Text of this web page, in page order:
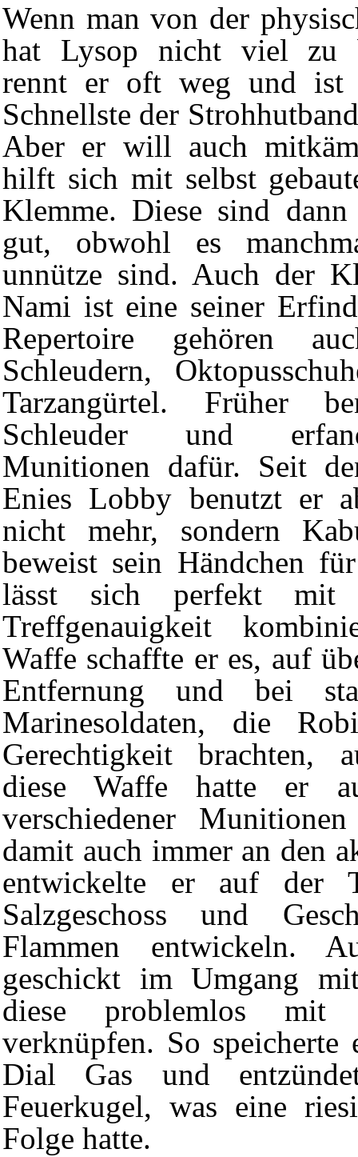
Wenn man von der
hat Lysop nicht viel zu
rennt er oft weg und ist
Schnellste der
Aber er will auch
hilft sich mit selbst
Klemme. Diese sind
gut, obwohl es
unnütze sind. Auch der
Nami ist eine seiner
Repertoire gehören
Schleudern,
Tarzangürtel. Früher
Schleuder und
Munitionen dafür. Seit
Enies Lobby benutzt er
nicht mehr, sondern
beweist sein Händchen
lässt sich perfekt mit
Treffgenauigkeit
Waffe schaffte er es, auf
Entfernung und bei
Marinesoldaten, die
Gerechtigkeit brachten,
diese Waffe hatte er
verschiedener
damit auch immer an den
entwickelte er auf der
Salzgeschoss und
Flammen entwickeln.
geschickt im Umgang
diese problemlos mit
verknüpfen. So
Dial Gas und
Feuerkugel, was eine
Folge hatte.